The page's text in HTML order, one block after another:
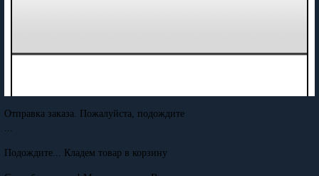
Отправка заказа. Пожалуйста, подождите
...
Подождите... Кладем товар в корзину